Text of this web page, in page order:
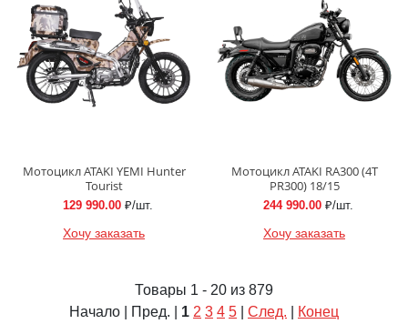
Мотоцикл ATAKI YEMI Hunter
Tourist
129 990.00 ₽/шт.
Хочу заказать
Мотоцикл ATAKI RA300 (4T
PR300) 18/15
244 990.00 ₽/шт.
Хочу заказать
Товары 1 - 20 из 879
Начало | Пред. | 1 2 3 4 5 След. Конец